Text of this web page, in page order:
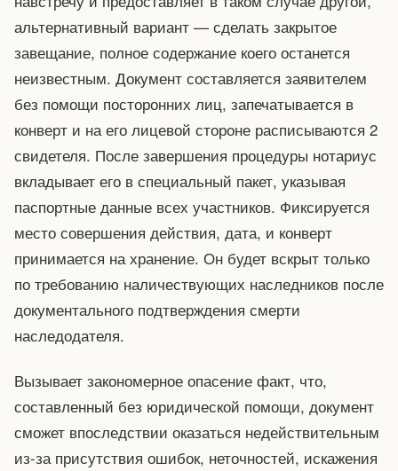
альтернативный вариант — сделать закрытое
завещание, полное содержание коего останется
неизвестным. Документ составляется заявителем
без помощи посторонних лиц, запечатывается в
конверт и на его лицевой стороне расписываются 2
свидетеля. После завершения процедуры нотариус
вкладывает его в специальный пакет, указывая
паспортные данные всех участников. Фиксируется
место совершения действия, дата, и конверт
принимается на хранение. Он будет вскрыт только
по требованию наличествующих наследников после
документального подтверждения смерти
наследодателя.
Вызывает закономерное опасение факт, что,
составленный без юридической помощи, документ
сможет впоследствии оказаться недействительным
из-за присутствия ошибок, неточностей, искажения